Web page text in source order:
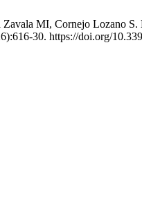
MI, Cornejo Lozano
30. https://doi.org/